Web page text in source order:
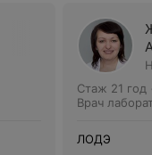
Стаж 21 год
Врач
ЛОДЭ